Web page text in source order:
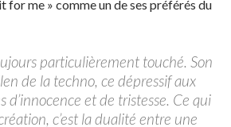
for me » comme un de ses préférés du
particulièrement touché. Son
de la techno, ce dépressif aux
d’innocence et de tristesse. Ce qui
c’est la dualité entre une